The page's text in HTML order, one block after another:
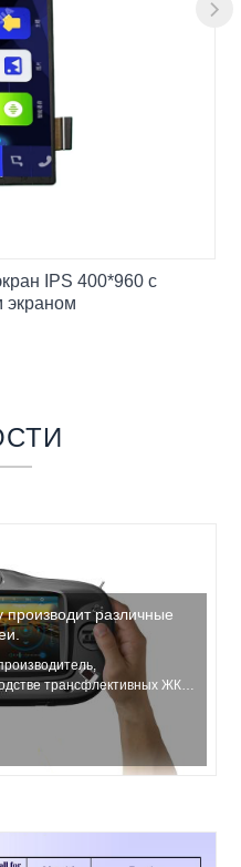
IPS 400*960 с
экраном
различные
трансфлективных ЖК-
заказы, а также
дюймовый
дюймовый